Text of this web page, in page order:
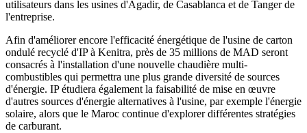
utilisateurs dans les usines d'Agadir, de Casablanca et de Tanger de
l'entreprise.
Afin d'améliorer encore l'efficacité énergétique de l'usine de carton
ondulé recyclé d'IP à Kenitra, près de 35 millions de MAD seront
consacrés à l'installation d'une nouvelle chaudière multi-
combustibles qui permettra une plus grande diversité de sources
d'énergie. IP étudiera également la faisabilité de mise en œuvre
d'autres sources d'énergie alternatives à l'usine, par exemple l'énergie
solaire, alors que le Maroc continue d'explorer différentes stratégies
de carburant.